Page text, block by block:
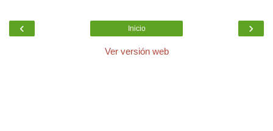
‹ ›
Inicio
Ver versión web